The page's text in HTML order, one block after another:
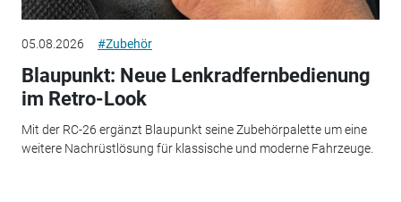
05.08.2026 #Zubehör
Blaupunkt: Neue Lenkradfernbedienung
im Retro-Look
Mit der RC-26 ergänzt Blaupunkt seine Zubehörpalette um eine
weitere Nachrüstlösung für klassische und moderne Fahrzeuge.